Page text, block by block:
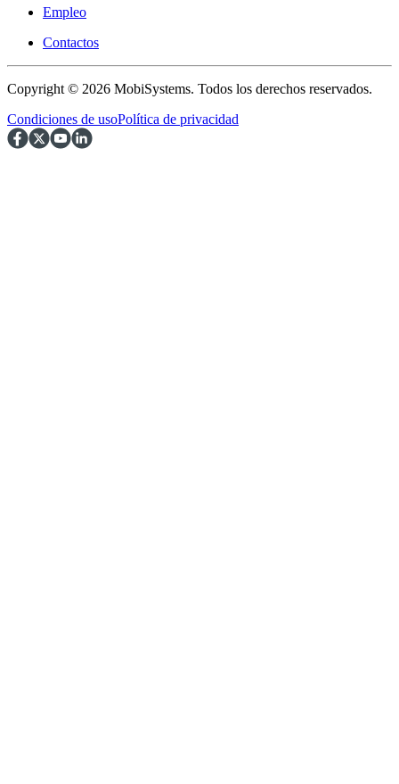
Empleo
Contactos
Copyright © 2026 MobiSystems. Todos los derechos reservados.
Condiciones de usoPolítica de privacidad